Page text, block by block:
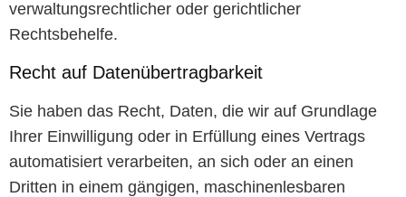
verwaltungsrechtlicher oder gerichtlicher
Rechtsbehelfe.
Recht auf Daten­übertrag­barkeit
Sie haben das Recht, Daten, die wir auf Grundlage
Ihrer Einwilligung oder in Erfüllung eines Vertrags
automatisiert verarbeiten, an sich oder an einen
Dritten in einem gängigen, maschinenlesbaren